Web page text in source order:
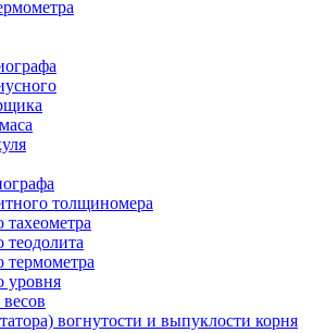
толщиномера
тахеометра
теодолита
термометра
уровня
вогнутости и выпуклости корня